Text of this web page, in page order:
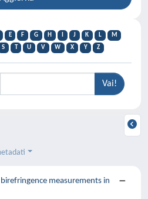
E F G H J K L
M
S T U V W X Y Z
measurements in